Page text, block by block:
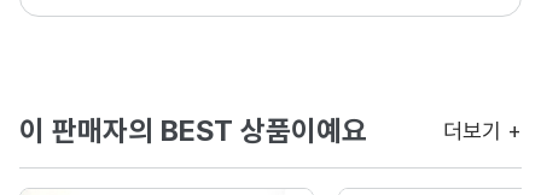
이 판매자의 BEST 상품이예요 더보기 +